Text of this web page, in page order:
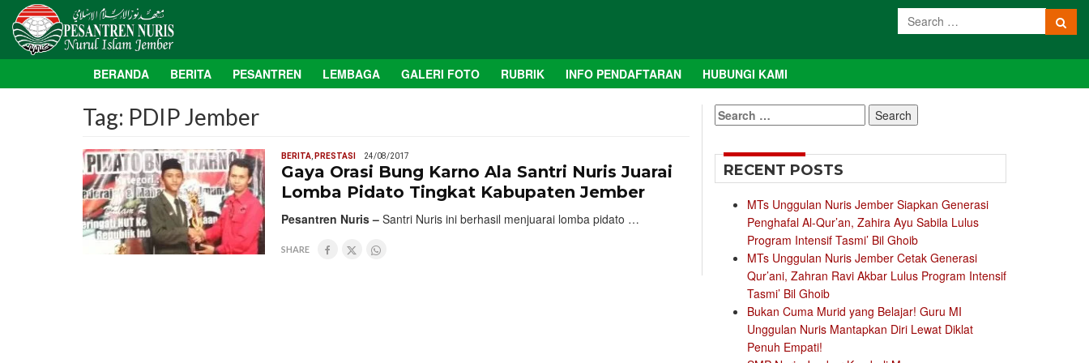
BERANDA BERITA PESANTREN LEMBAGA GALERI FOTO RUBRIK INFO PENDAFTARAN HUBUNGI KAMI
Tag: PDIP Jember
BERITA, PRESTASI 24/08/2017
Gaya Orasi Bung Karno Ala Santri Nuris Juarai
Lomba Pidato Tingkat Kabupaten Jember
Pesantren Nuris –Santri Nuris ini berhasil menjuarai lomba pidato …
SHARE
Search
for:
RECENT POSTS
MTs Unggulan Nuris Jember Siapkan Generasi
Penghafal Al-Qur’an, Zahira Ayu Sabila Lulus
Program Intensif Tasmi’ Bil Ghoib
MTs Unggulan Nuris Jember Cetak Generasi
Qur’ani, Zahran Ravi Akbar Lulus Program Intensif
Tasmi’ Bil Ghoib
Bukan Cuma Murid yang Belajar! Guru MI
Unggulan Nuris Mantapkan Diri Lewat Diklat
Penuh Empati!